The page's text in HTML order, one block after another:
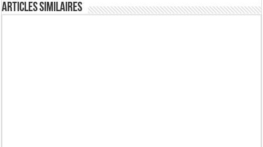
Articles similaires